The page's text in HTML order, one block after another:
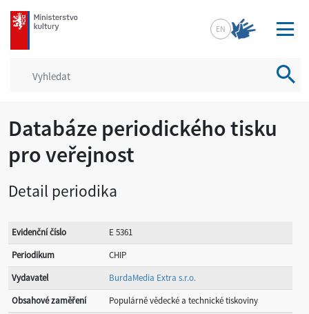
mkcr.cz
EN
Databáze periodického tisku
pro veřejnost
Detail periodika
Evidenční číslo
E 5361
Periodikum
CHIP
Vydavatel
BurdaMedia Extra s.r.o.
Obsahové zaměření
Populárně vědecké a technické tiskoviny